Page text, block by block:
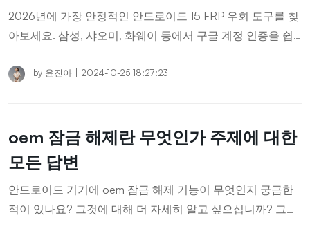
2026년에 가장 안정적인 안드로이드 15 FRP 우회 도구를 찾
아보세요. 삼성, 샤오미, 화웨이 등에서 구글 계정 인증을 쉽
by 윤진아 2024-10-25 18:27:23
oem 잠금 해제란 무엇인가 주제에 대한
모든 답변
안드로이드 기기에 oem 잠금 해제 기능이 무엇인지 궁금한
적이 있나요? 그것에 대해 더 자세히 알고 싶으십니까? 그렇